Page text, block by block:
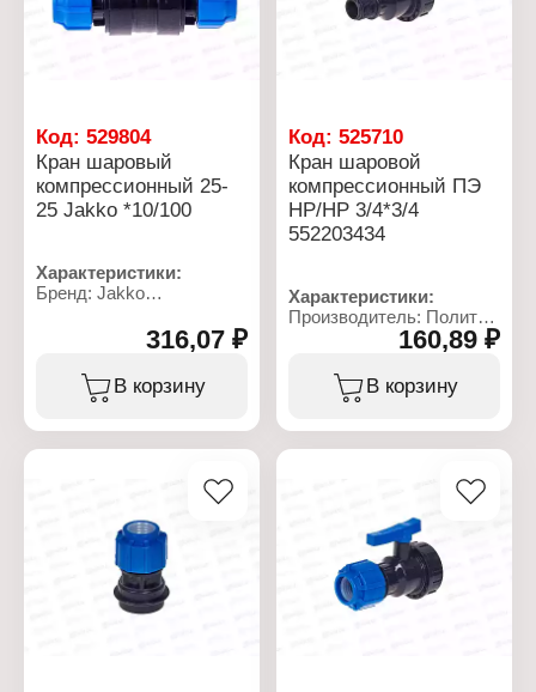
Код: 529804
Кран шаровый
компрессионный 25-
25 Jakko *10/100
Характеристики:
Бренд: Jakko
Тип товара: Кран
Тип: компрессионный
Вид: шаровый
Диаметр присоединения:
Материал: полиэтилен
низкого давления
Рабочее давление: до 10
Температура
применения: от 0 до +40
Тип вентиля: ручка
Вид ручки: прямая
316,07 ₽
В корзину
Код:525710
Кран шаровой
компрессионный ПЭ
НР/НР 3/4*3/4
552203434
Характеристики:
Производитель: Политек
Линейка: ТПК-АКВА
Артикул: 552203434
Тип товара: Кран
Тип: компрессионный
Номинальное давление:
Тип вентиля: ручка
Тип арматуры:
регулирующая
Материал: полипропилен
160,89 ₽
В корзину